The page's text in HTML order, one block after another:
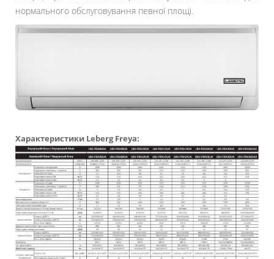
нормального обслуговування певної площі.
Характеристики Leberg Freya: